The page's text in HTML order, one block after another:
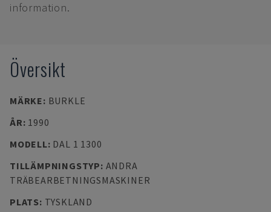
information.
Översikt
MÄRKE: BURKLE
ÅR: 1990
MODELL: DAL 1 1300
TILLÄMPNINGSTYP: ANDRA
TRÄBEARBETNINGSMASKINER
PLATS: TYSKLAND